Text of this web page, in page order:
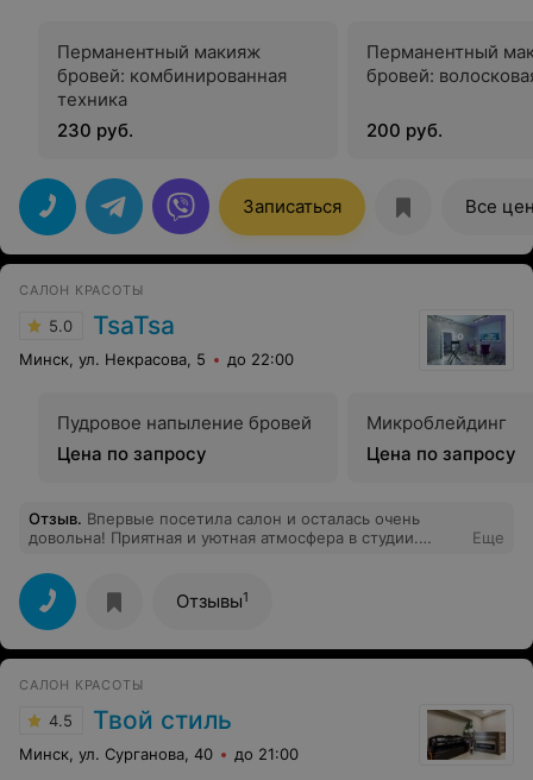
Перманентный макияж
бровей: комбинированная
техника
230 руб.
Перманентный
бровей:
200 руб.
Записаться Все
САЛОН КРАСОТЫ
5.0 TsaTsa
Минск, ул. Некрасова, 5 до 22:00
Пудровое напыление бровей
Цена по запросу
Микроблейдинг
Цена по запросу
Отзыв. Впервые посетила салон и осталась очень
довольна! Приятная и уютная атмосфера в студии.
долговременным покрытием. Спасибо, вернусь ещё!
Еще
Отзывы1
САЛОН КРАСОТЫ
4.5 Твой стиль
Минск, ул. Сурганова, 40 до 21:00